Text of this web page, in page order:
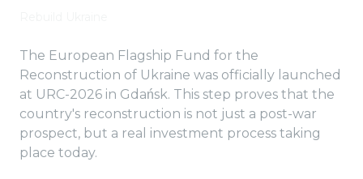
The European Flagship Fund for the
Reconstruction of Ukraine was officially launched
at URC-2026 in Gdańsk. This step proves that the
country's reconstruction is not just a post-war
prospect, but a real investment process taking
place today.